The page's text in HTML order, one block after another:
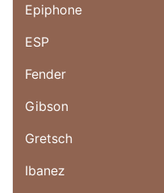
Epiphone
ESP
Fender
Gibson
Gretsch
Ibanez